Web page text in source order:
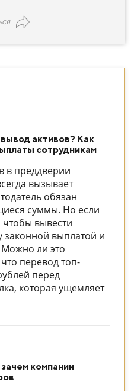
активов? Как
сотрудникам
в преддверии
вызывает
обязан
суммы. Но если
чтобы вывести
законной выплатой и
ли это
перевод топ-
перед
которая ущемляет
компании